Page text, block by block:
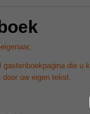
gastenboekpagina die u
uw eigen tekst.